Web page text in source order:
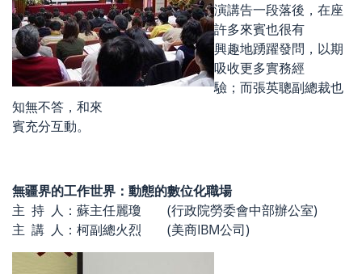
演講告一段落後，在座
許多來賓也很有
興趣地踴躍發問，以期
吸收更多實務經
驗；而張英聰副總裁也
知無不答，和來
賓充分互動。
無疆界的工作世界：動態的數位化職場
主 持 人：蘇主任麗瓊 (行政院勞委會中部辦公室)
主 講 人：柯副總火烈 (美商IBM公司)